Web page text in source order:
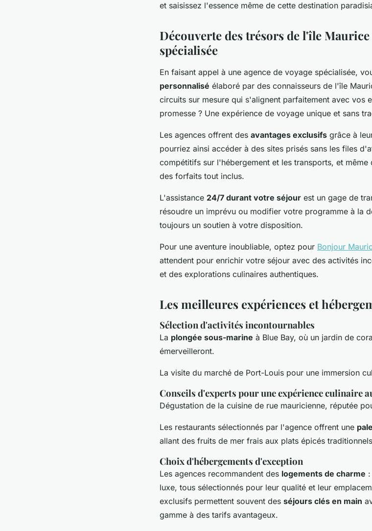
et saisissez l'essence même de cette destination
Découverte des trésors de l'île Maurice
spécialisée
En faisant appel à une agence de voyage spécialisée,
personnalisé élaboré par des connaisseurs de l'île
circuits sur mesure qui s'alignent parfaitement avec vos
promesse ? Une expérience de voyage unique et sans
Les agences offrent des avantages exclusifs grâce à
pourriez ainsi accéder à des sites prisés sans les files
compétitifs sur l'hébergement et les transports, et
des forfaits tout inclus.
L'assistance 24/7 durant votre séjour est un gage de
résoudre un imprévu ou modifier votre programme à la
toujours un soutien à votre disposition.
Pour une aventure inoubliable, optez pour Bonjour
attendent pour enrichir votre séjour avec des activités
et des explorations culinaires authentiques.
Les meilleures expériences et
Sélection d'activités incontournables
La plongée sous-marine à Blue Bay, où un jardin de
émerveilleront.
La visite du marché de Port-Louis pour une immersion
Conseils d'experts pour une expérience culinaire
Dégustation de la cuisine de rue mauricienne, réputée
Les restaurants sélectionnés par l'agence offrent une
allant des fruits de mer frais aux plats épicés
Choix d'hébergements d'exception
Les agences recommandent des logements de charme
luxe, tous sélectionnés pour leur qualité et leur
exclusifs permettent souvent des séjours clés en main
gamme à des tarifs avantageux.